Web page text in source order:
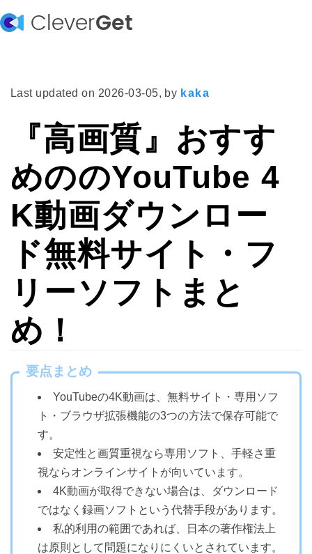
CleverGet
Last updated on 2026-03-05, by kaka
『高画質』おすす
めののYouTube 4
K動画ダウンロー
ド無料サイト・フ
リーソフトまと
め！
要点まとめ
YouTubeの4K動画は、無料サイト・専用ソフ
ト・ブラウザ拡張機能の3つの方法で保存可能で
す。
安定性と画質重視なら専用ソフト、手軽さ重
視ならオンラインサイトが向いています。
4K動画が取得できない場合は、ダウンロード
ではなく録画ソフトという代替手段があります。
私的利用の範囲であれば、日本の著作権法上
は原則として問題になりにくいとされています。